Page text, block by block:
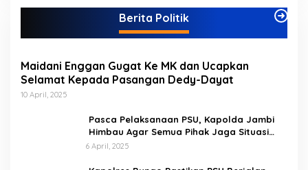
g
Berita Politik
Maidani Enggan Gugat Ke MK dan Ucapkan
Selamat Kepada Pasangan Dedy-Dayat
10 April, 2025
Pasca Pelaksanaan PSU, Kapolda Jambi
Himbau Agar Semua Pihak Jaga Situasi
Kamtibmas
6 April, 2025